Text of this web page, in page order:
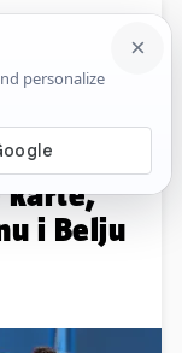
Komentari
karte,
i Belju